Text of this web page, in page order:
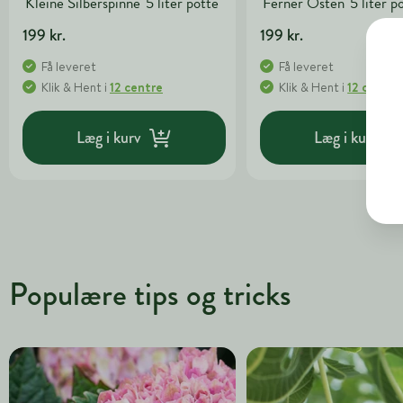
199 kr.
Få leveret
Klik & Hent i 12 centre
Læg i kurv
199 kr.
Få leveret
Klik & Hent i12 centre
Læg i kurv
Populære tips og tricks